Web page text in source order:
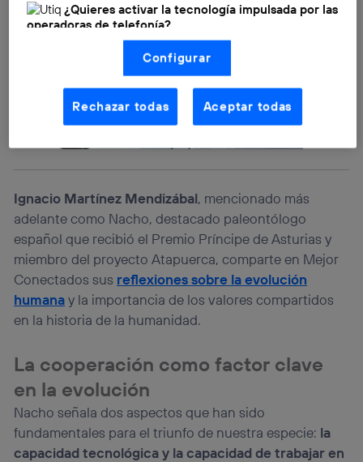
Ignacio Martínez Mendizábal, mencionado más
adelante como Nacho, destacado paleontólogo
español que recibió el Premio Príncipe de Asturias y
miembro del proyecto Atapuerca, comparte en Mejor
Conectados sus reflexiones sobre la evolución
humanay la importancia de los valores compartidos
en la historia de la humanidad.
La cooperación como factor clave
en la evolución
Nacho señala dos aspectos que han sido
fundamentales para el triunfo de nuestra especie: la
capacidad tecnológica y la capacidad de trabajar en
¿Quieres activar la tecnología impulsada por las
operadoras de telefonía?
Nosotros, Telefónica S.A., utilizamos la tecnología Utiq para
realizar nuestras acciones de marketing digital o análisis
(como se describe en este aviso de consentimiento)
basadas en tu navegación en nuestra(s) web(s)
aquí(solo cuando utilizas una conexión a
internet habilitada , proporcionada por una de las
operadoras de telefonía participantes, y otorgas tu
La tecnología utiliza un identificador cifrado creado por tu
operadora de telefonía, utilizando tu dirección IP y otra
información de la cuenta de cliente de
telecomunicaciones vinculada a la conexión que utilizas
(p. ej., número de teléfono móvil).
Este identificador se asigna a la conexión de internet, por lo
que cualquier persona que conecte su dispositivo y
consienta el uso de la tecnología recibirá el mismo
identificador. Típicamente:
el marketing o análisis se realizará en función de las
actividades de navegación de los miembros del hogar
que hayan dado su consentimiento.
Si utilizasdatos móviles, el marketing será más
personalizado, ya que se basará únicamente en la
navegación del usuario del móvil.
Configurar
Rechazar todas Aceptar todas